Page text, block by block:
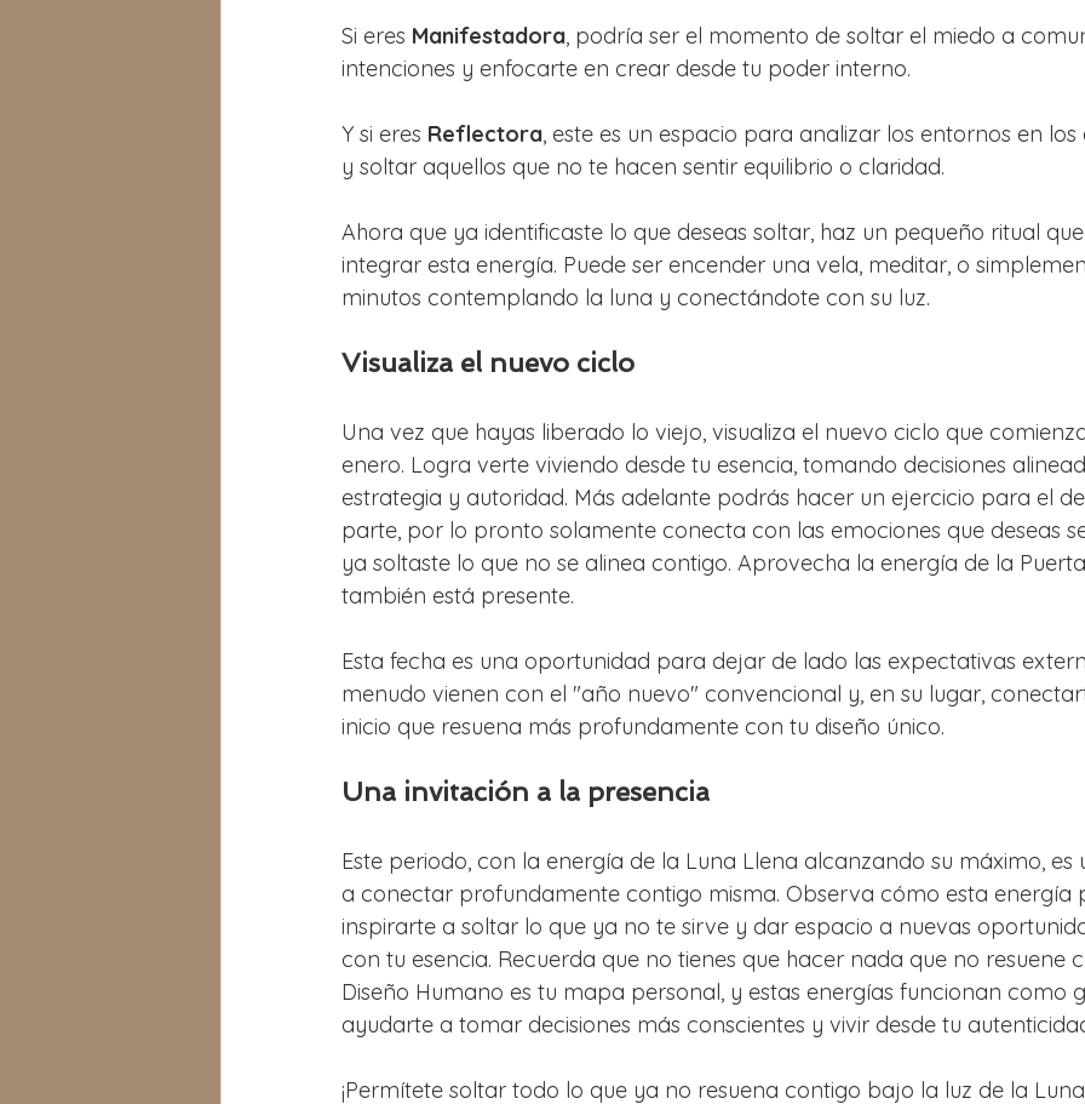
Si eres Manifestadora, podría ser el momento de soltar el miedo a
intenciones y enfocarte en crear desde tu poder interno.
Y si eres Reflectora, este es un espacio para analizar los entornos en los
y soltar aquellos que no te hacen sentir equilibrio o claridad.
Ahora que ya identificaste lo que deseas soltar, haz un pequeño ritual
integrar esta energía. Puede ser encender una vela, meditar, o
minutos contemplando la luna y conectándote con su luz.
Visualiza el nuevo ciclo
Una vez que hayas liberado lo viejo, visualiza el nuevo ciclo que
enero. Logra verte viviendo desde tu esencia, tomando decisiones
estrategia y autoridad. Más adelante podrás hacer un ejercicio para el
parte, por lo pronto solamente conecta con las emociones que deseas
ya soltaste lo que no se alinea contigo. Aprovecha la energía de la
también está presente.
Esta fecha es una oportunidad para dejar de lado las expectativas
menudo vienen con el "año nuevo" convencional y, en su lugar,
inicio que resuena más profundamente con tu diseño único.
Una invitación a la presencia
Este periodo, con la energía de la Luna Llena alcanzando su máximo, es
a conectar profundamente contigo misma. Observa cómo esta energía
inspirarte a soltar lo que ya no te sirve y dar espacio a nuevas
con tu esencia. Recuerda que no tienes que hacer nada que no resuene
Diseño Humano es tu mapa personal, y estas energías funcionan como
ayudarte a tomar decisiones más conscientes y vivir desde tu
¡Permítete soltar todo lo que ya no resuena contigo bajo la luz de la